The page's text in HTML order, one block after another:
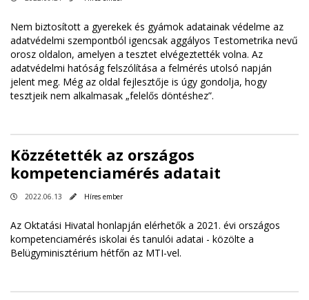
Nem biztosított a gyerekek és gyámok adatainak védelme az
adatvédelmi szempontból igencsak aggályos Testometrika nevű
orosz oldalon, amelyen a tesztet elvégeztették volna. Az
adatvédelmi hatóság felszólítása a felmérés utolsó napján
jelent meg. Még az oldal fejlesztője is úgy gondolja, hogy
tesztjeik nem alkalmasak „felelős döntéshez”.
Közzétették az országos
kompetenciamérés adatait
2022.06.13 Híres ember
Az Oktatási Hivatal honlapján elérhetők a 2021. évi országos
kompetenciamérés iskolai és tanulói adatai - közölte a
Belügyminisztérium hétfőn az MTI-vel.